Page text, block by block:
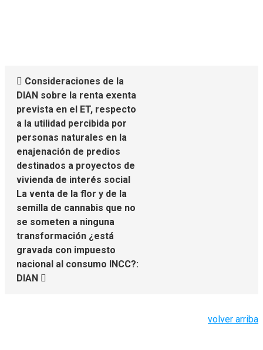
Consideraciones de la
DIAN sobre la renta exenta
prevista en el ET, respecto
a la utilidad percibida por
personas naturales en la
enajenación de predios
destinados a proyectos de
vivienda de interés social
La venta de la flor y de la
semilla de cannabis que no
se someten a ninguna
transformación ¿está
gravada con impuesto
nacional al consumo INCC?:
DIAN
volver arriba